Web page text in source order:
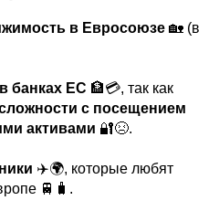
в Евросоюзе 🏡 (в
банках ЕС 🏦💳, так как
с посещением
активами 🔐😣.
✈️🌍, которые любят
🚆🧳.